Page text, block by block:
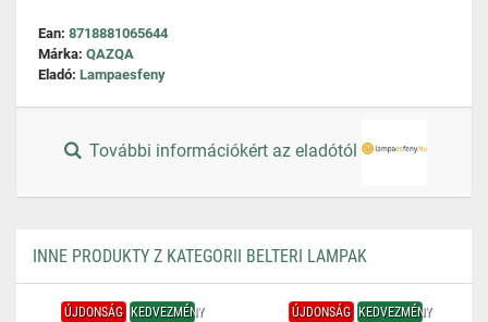
Ean: 8718881065644
Márka: QAZQA
Eladó: Lampaesfeny
További információkért az eladótól
INNE PRODUKTY Z KATEGORII BELTERI LAMPAK
ÚJDONSÁG KEDVEZMÉNY ÚJDONSÁG KEDVEZMÉNY